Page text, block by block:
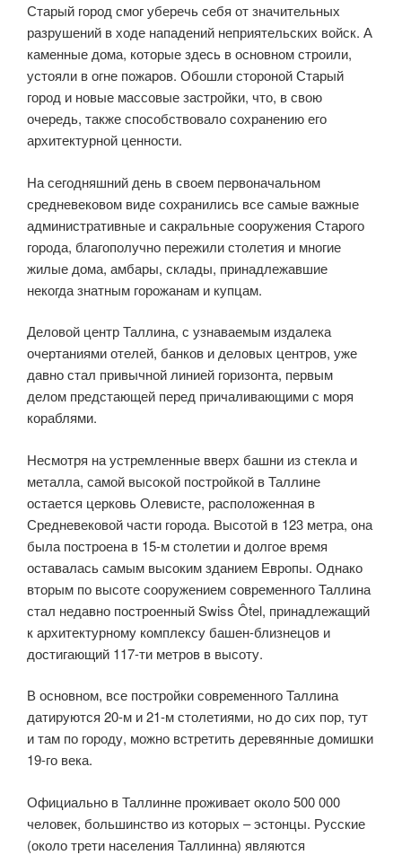
Старый город смог уберечь себя от значительных
разрушений в ходе нападений неприятельских войск. А
каменные дома, которые здесь в основном строили,
устояли в огне пожаров. Обошли стороной Старый
город и новые массовые застройки, что, в свою
очередь, также способствовало сохранению его
архитектурной ценности.
На сегодняшний день в своем первоначальном
средневековом виде сохранились все самые важные
административные и сакральные сооружения Старого
города, благополучно пережили столетия и многие
жилые дома, амбары, склады, принадлежавшие
некогда знатным горожанам и купцам.
Деловой центр Таллина, с узнаваемым издалека
очертаниями отелей, банков и деловых центров, уже
давно стал привычной линией горизонта, первым
делом предстающей перед причаливающими с моря
кораблями.
Несмотря на устремленные вверх башни из стекла и
металла, самой высокой постройкой в Таллине
остается церковь Олевисте, расположенная в
Средневековой части города. Высотой в 123 метра, она
была построена в 15-м столетии и долгое время
оставалась самым высоким зданием Европы. Однако
вторым по высоте сооружением современного Таллина
стал недавно построенный Swiss Ôtel, принадлежащий
к архитектурному комплексу башен-близнецов и
достигающий 117-ти метров в высоту.
В основном, все постройки современного Таллина
датируются 20-м и 21-м столетиями, но до сих пор, тут
и там по городу, можно встретить деревянные домишки
19-го века.
Официально в Таллинне проживает около 500 000
человек, большинство из которых – эстонцы. Русские
(около трети населения Таллинна) являются